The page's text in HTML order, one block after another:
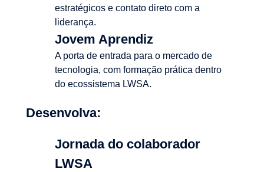
estratégicos e contato direto com a
liderança.
Jovem Aprendiz
A porta de entrada para o mercado de
tecnologia, com formação prática dentro
do ecossistema LWSA.
Desenvolva:
Jornada do colaborador
LWSA